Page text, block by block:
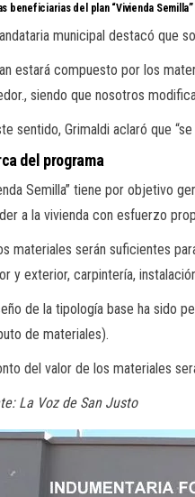
beneficiarias del plan “Vivienda Semilla”
municipal destacó que
estará compuesto por los
siendo que nosotros
sentido, Grimaldi aclaró que
del programa
Semilla” tiene por objetivo
a la vivienda con esfuerzo
materiales serán suficientes
y exterior, carpintería,
de la tipología base ha sido
de materiales).
del valor de los materiales
La Voz de San Justo